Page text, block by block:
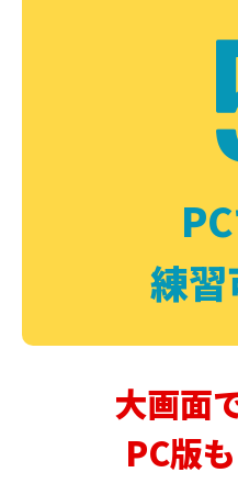
練習
大画面
PC版